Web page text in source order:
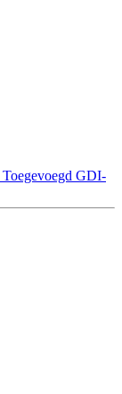
Toegevoegd GDI-